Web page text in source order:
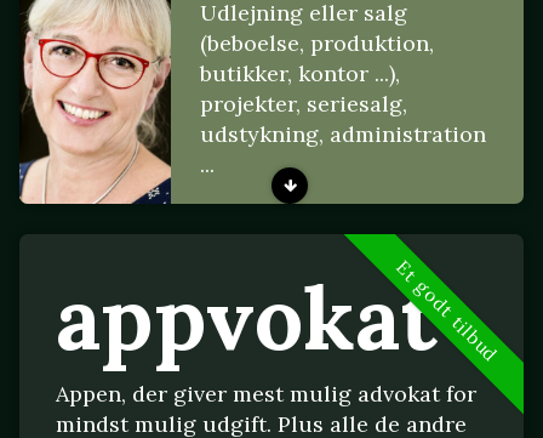
Udlejning eller salg
(beboelse, produktion,
butikker, kontor ...),
projekter, seriesalg,
udstykning, administration
...
Et godt tilbud
appvokat
Appen, der giver mest mulig advokat for
mindst mulig udgift. Plus alle de andre